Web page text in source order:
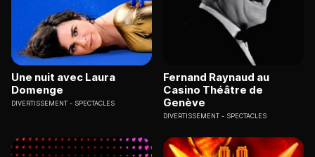
Une nuit avec Laura
Domenge
DIVERTISSEMENT SPECTACLES
Fernand Raynaud au
Casino Théâtre de
Genève
DIVERTISSEMENT SPECTACLES